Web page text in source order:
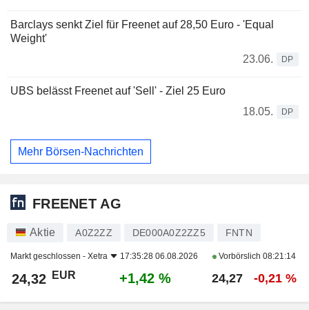
Barclays senkt Ziel für Freenet auf 28,50 Euro - 'Equal
Weight'
23.06.
DP
UBS belässt Freenet auf 'Sell' - Ziel 25 Euro
18.05.
DP
Mehr Börsen-Nachrichten
FREENET AG
Aktie A0Z2ZZ DE000A0Z2ZZ5 FNTN
Markt geschlossen - Xetra 17:35:28 06.08.2026 Vorbörslich 08:21:14
24,32 EUR +1,42 % 24,27 -0,21 %